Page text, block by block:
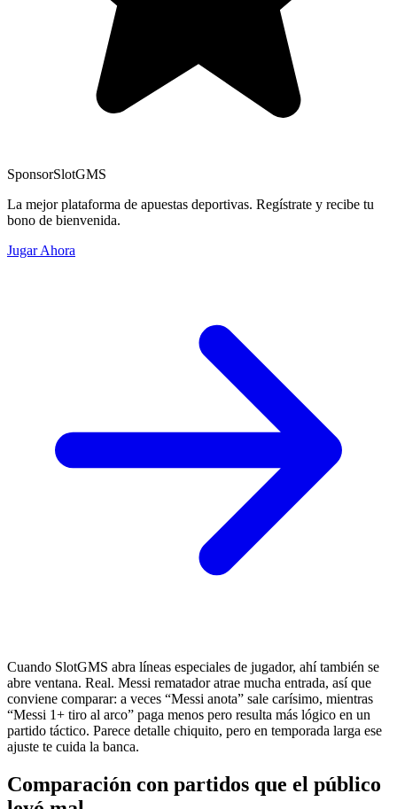
SponsorSlotGMS
La mejor plataforma de apuestas deportivas. Regístrate y recibe tu
bono de bienvenida.
Jugar Ahora
Cuando SlotGMS abra líneas especiales de jugador, ahí también se
abre ventana. Real. Messi rematador atrae mucha entrada, así que
conviene comparar: a veces “Messi anota” sale carísimo, mientras
“Messi 1+ tiro al arco” paga menos pero resulta más lógico en un
partido táctico. Parece detalle chiquito, pero en temporada larga ese
ajuste te cuida la banca.
Comparación con partidos que el público